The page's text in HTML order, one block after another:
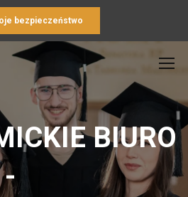
bezpieczeństwo
BIURO